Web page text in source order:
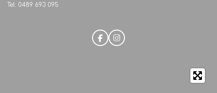
Tel: 0489 693 095
F
a
I
n